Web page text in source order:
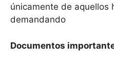
únicamente de aquellos
demandando
Documentos